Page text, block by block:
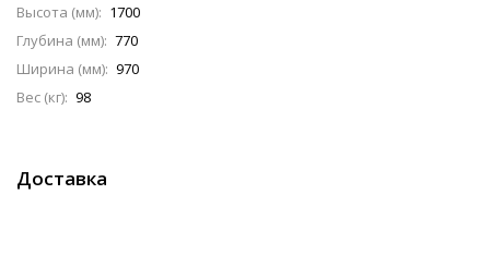
Высота (мм): 1700
Глубина (мм): 770
Ширина (мм): 970
Вес (кг): 98
Доставка